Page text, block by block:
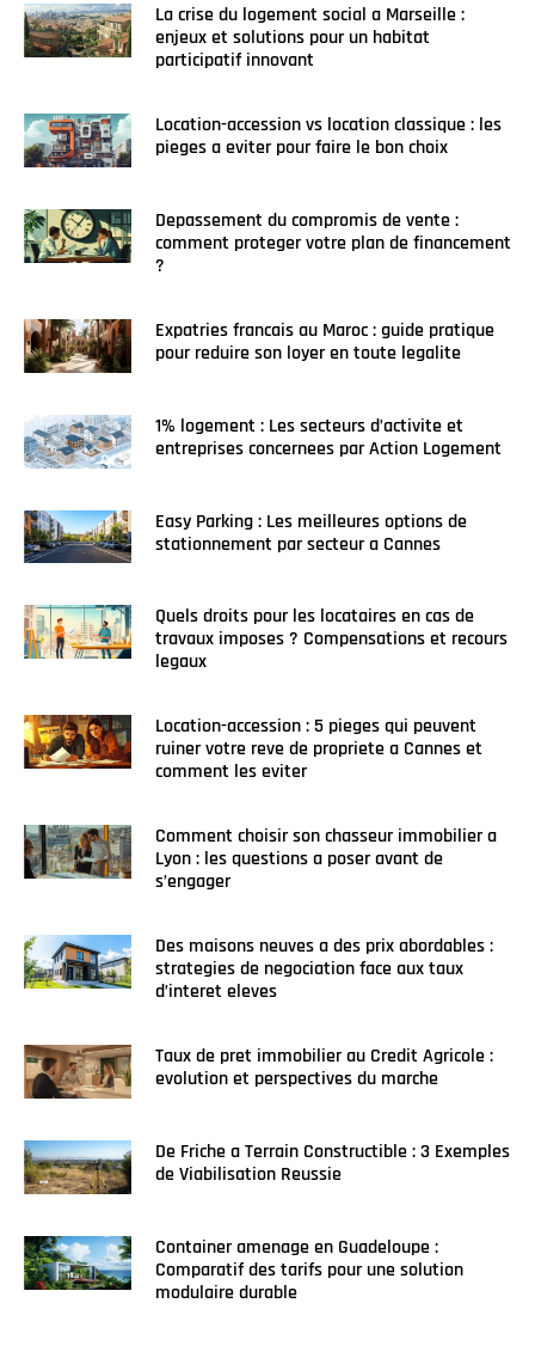
La crise du logement social a Marseille :
enjeux et solutions pour un habitat
participatif innovant
Location-accession vs location classique : les
pieges a eviter pour faire le bon choix
Depassement du compromis de vente :
comment proteger votre plan de financement
?
Expatries francais au Maroc : guide pratique
pour reduire son loyer en toute legalite
1% logement : Les secteurs d’activite et
entreprises concernees par Action Logement
Easy Parking : Les meilleures options de
stationnement par secteur a Cannes
Quels droits pour les locataires en cas de
travaux imposes ? Compensations et recours
legaux
Location-accession : 5 pieges qui peuvent
ruiner votre reve de propriete a Cannes et
comment les eviter
Comment choisir son chasseur immobilier a
Lyon : les questions a poser avant de
s’engager
Des maisons neuves a des prix abordables :
strategies de negociation face aux taux
d’interet eleves
Taux de pret immobilier au Credit Agricole :
evolution et perspectives du marche
De Friche a Terrain Constructible : 3 Exemples
de Viabilisation Reussie
Container amenage en Guadeloupe :
Comparatif des tarifs pour une solution
modulaire durable